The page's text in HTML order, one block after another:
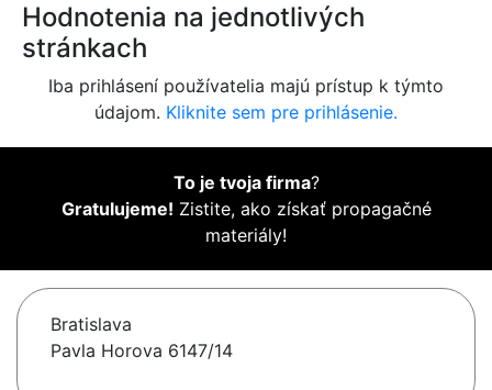
Hodnotenia na jednotlivých
stránkach
Iba prihlásení používatelia majú prístup k týmto
údajom. Kliknite sem pre prihlásenie.
To je tvoja firma?
Gratulujeme! Zistite, ako získať propagačné
materiály!
Bratislava
Pavla Horova 6147/14